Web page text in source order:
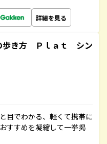
詳細を見る
歩き方 Ｐｌａｔ シン
目でわかる、軽くて携帯に
すすめを凝縮して一挙掲